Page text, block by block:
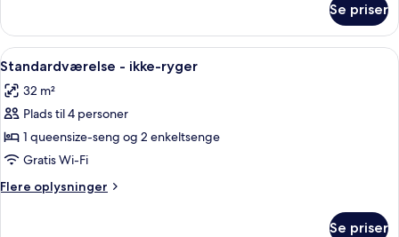
Se priser
Indlæs
alle
billeder
af
Standardværelse
-
ikke-
ryger
En pænt redt seng med et
12
Standardværelse - ikke-ryger
32 m²
Plads til 4 personer
1 queensize-seng og 2 enkeltsenge
Gratis Wi-Fi
Flere oplysninger
Flere
Se priser